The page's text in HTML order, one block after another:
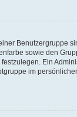
Benutzergruppe
sowie den
Ein
im